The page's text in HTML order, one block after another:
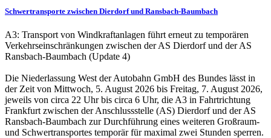
Schwertransporte zwischen Dierdorf und Ransbach-Baumbach
A3: Transport von Windkraftanlagen führt erneut zu temporären
Verkehrseinschränkungen zwischen der AS Dierdorf und der AS
Ransbach-Baumbach (Update 4)
Die Niederlassung West der Autobahn GmbH des Bundes lässt in
der Zeit von Mittwoch, 5. August 2026 bis Freitag, 7. August 2026,
jeweils von circa 22 Uhr bis circa 6 Uhr, die A3 in Fahrtrichtung
Frankfurt zwischen der Anschlussstelle (AS) Dierdorf und der AS
Ransbach-Baumbach zur Durchführung eines weiteren Großraum-
und Schwertransportes temporär für maximal zwei Stunden sperren.